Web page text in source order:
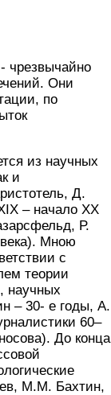
чрезвычайно
Они
по
из научных
и
Д.
– начало XX
Р.
Мною
с
теории
научных
– 30- е годы, А.
60–
До конца
М.М. Бахтин,